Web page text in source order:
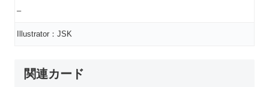
–
Illustrator：JSK
関連カード